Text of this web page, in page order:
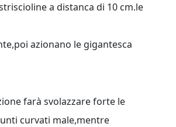
a distanca di 10 cm.le
azionano le gigantesca
farà svolazzare forte le
curvati male,mentre